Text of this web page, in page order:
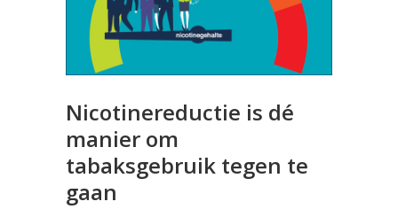
Nicotinereductie is dé
manier om
tabaksgebruik tegen te
gaan